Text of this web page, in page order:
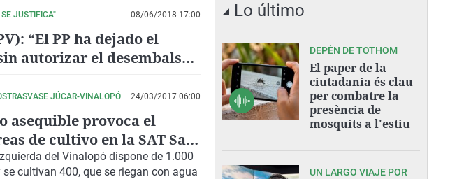
JUSTIFICA" 08/06/2018 17:00
“El PP ha dejado el
autorizar el desembalse
JÚCAR-VINALOPÓ 24/03/2017 06:00
asequible provoca el
de cultivo en la SAT San
del Vinalopó dispone de 1.000
cultivan 400, que se riegan con agua
Lo último
DEPÈN DE TOTHOM
El paper de la
ciutadania és clau
per combatre la
presència de
mosquits a l'estiu
UN LARGO VIAJE POR